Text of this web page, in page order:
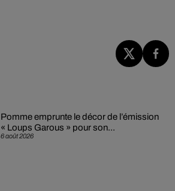
6 août 2026
Pomme emprunte le décor de l’émission
« Loups Garous » pour son...